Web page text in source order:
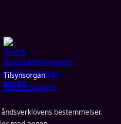
Tilsynsorgan
Medietilsynet
bestemmelser.